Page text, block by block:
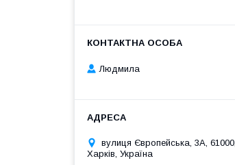
Людмила
вулиця Європейська, 3А, 61000,
Харків, Україна